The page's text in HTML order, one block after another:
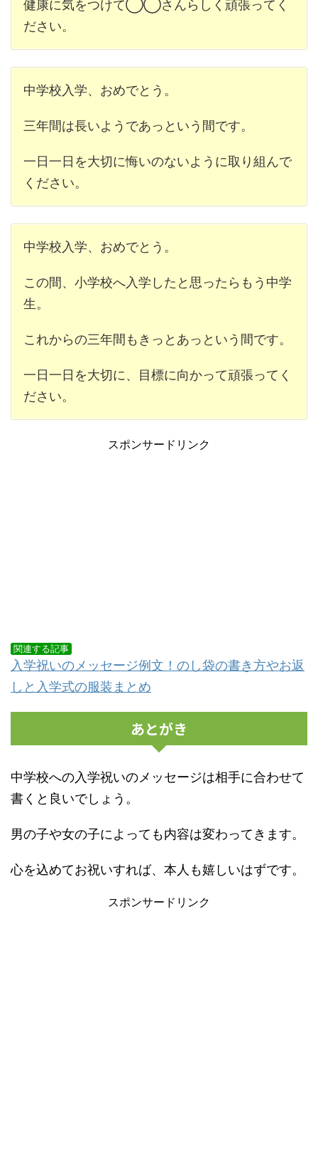
健康に気をつけて◯◯さんらしく頑張ってく
ださい。
中学校入学、おめでとう。
三年間は長いようであっという間です。
一日一日を大切に悔いのないように取り組んで
ください。
中学校入学、おめでとう。
この間、小学校へ入学したと思ったらもう中学
生。
これからの三年間もきっとあっという間です。
一日一日を大切に、目標に向かって頑張ってく
ださい。
スポンサードリンク
関連する記事
入学祝いのメッセージ例文！のし袋の書き方やお返
しと入学式の服装まとめ
あとがき
中学校への入学祝いのメッセージは相手に合わせて
書くと良いでしょう。
男の子や女の子によっても内容は変わってきます。
心を込めてお祝いすれば、本人も嬉しいはずです。
スポンサードリンク